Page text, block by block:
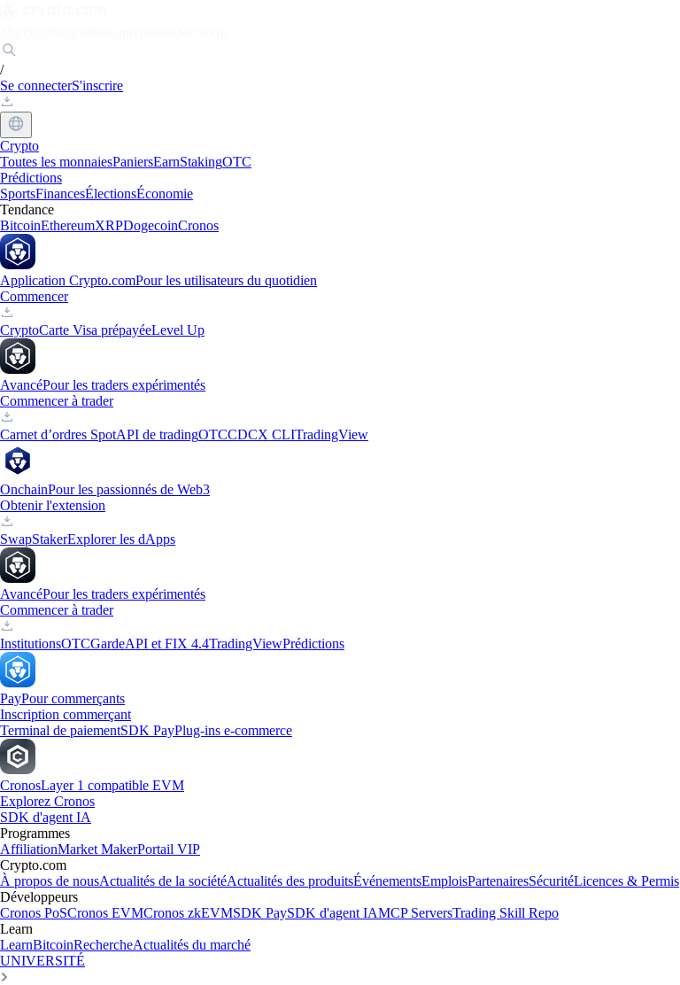
/
Se connecterS'inscrire
Crypto
Toutes les monnaiesPaniersEarnStakingOTC
Prédictions
SportsFinancesÉlectionsÉconomie
Tendance
BitcoinEthereumXRPDogecoinCronos
Application Crypto.comPour les utilisateurs du quotidien
Commencer
CryptoCarte Visa prépayéeLevel Up
AvancéPour les traders expérimentés
Commencer à trader
Carnet d’ordres SpotAPI de tradingOTCCDCX CLITradingView
OnchainPour les passionnés de Web3
Obtenir l'extension
SwapStakerExplorer les dApps
AvancéPour les traders expérimentés
Commencer à trader
InstitutionsOTCGardeAPI et FIX 4.4TradingViewPrédictions
PayPour commerçants
Inscription commerçant
Terminal de paiementSDK PayPlug-ins e-commerce
CronosLayer 1 compatible EVM
Explorez Cronos
SDK d'agent IA
Programmes
AffiliationMarket MakerPortail VIP
Crypto.com
À propos de nousActualités de la sociétéActualités des produitsÉvénementsEmploisPartenairesSécuritéLicences & Permis
Développeurs
Cronos PoSCronos EVMCronos zkEVMSDK PaySDK d'agent IAMCP ServersTrading Skill Repo
Learn
LearnBitcoinRechercheActualités du marché
UNIVERSITÉ